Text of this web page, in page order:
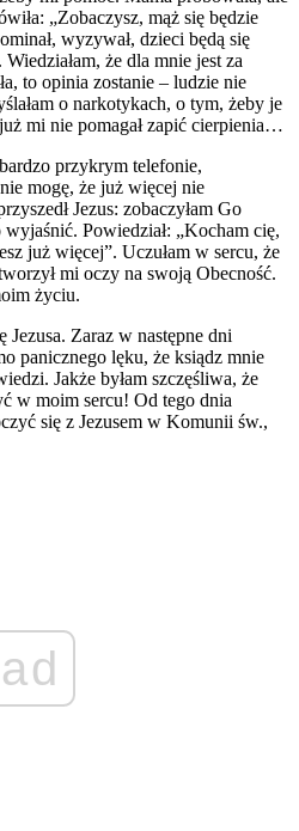
„Zobaczysz, mąż się będzie
wyzywał, dzieci będą się
że dla mnie jest za
to opinia zostanie – ludzie nie
o narkotykach, o tym, żeby je
mi nie pomagał zapić cierpienia…
przykrym telefonie,
mogę, że już więcej nie
Jezus: zobaczyłam Go
Powiedział: „Kocham cię,
już więcej”. Uczułam w sercu, że
mi oczy na swoją Obecność.
życiu.
Jezusa. Zaraz w następne dni
panicznego lęku, że ksiądz mnie
Jakże byłam szczęśliwa, że
w moim sercu! Od tego dnia
się z Jezusem w Komunii św.,
ad